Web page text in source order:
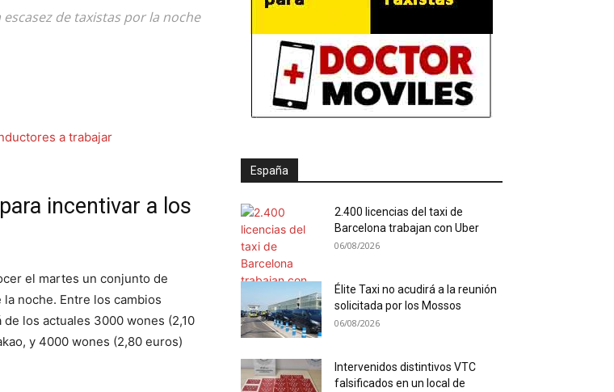
de taxistas por la noche
incentivar a los
el martes un conjunto de
la noche. Entre los cambios
los actuales 3000 wones (2,10
y 4000 wones (2,80 euros)
España
2.400 licencias del taxi de
Barcelona trabajan con Uber
06/08/2026
Élite Taxi no acudirá a la reunión
solicitada por los Mossos
06/08/2026
Intervenidos distintivos VTC
falsificados en un local de